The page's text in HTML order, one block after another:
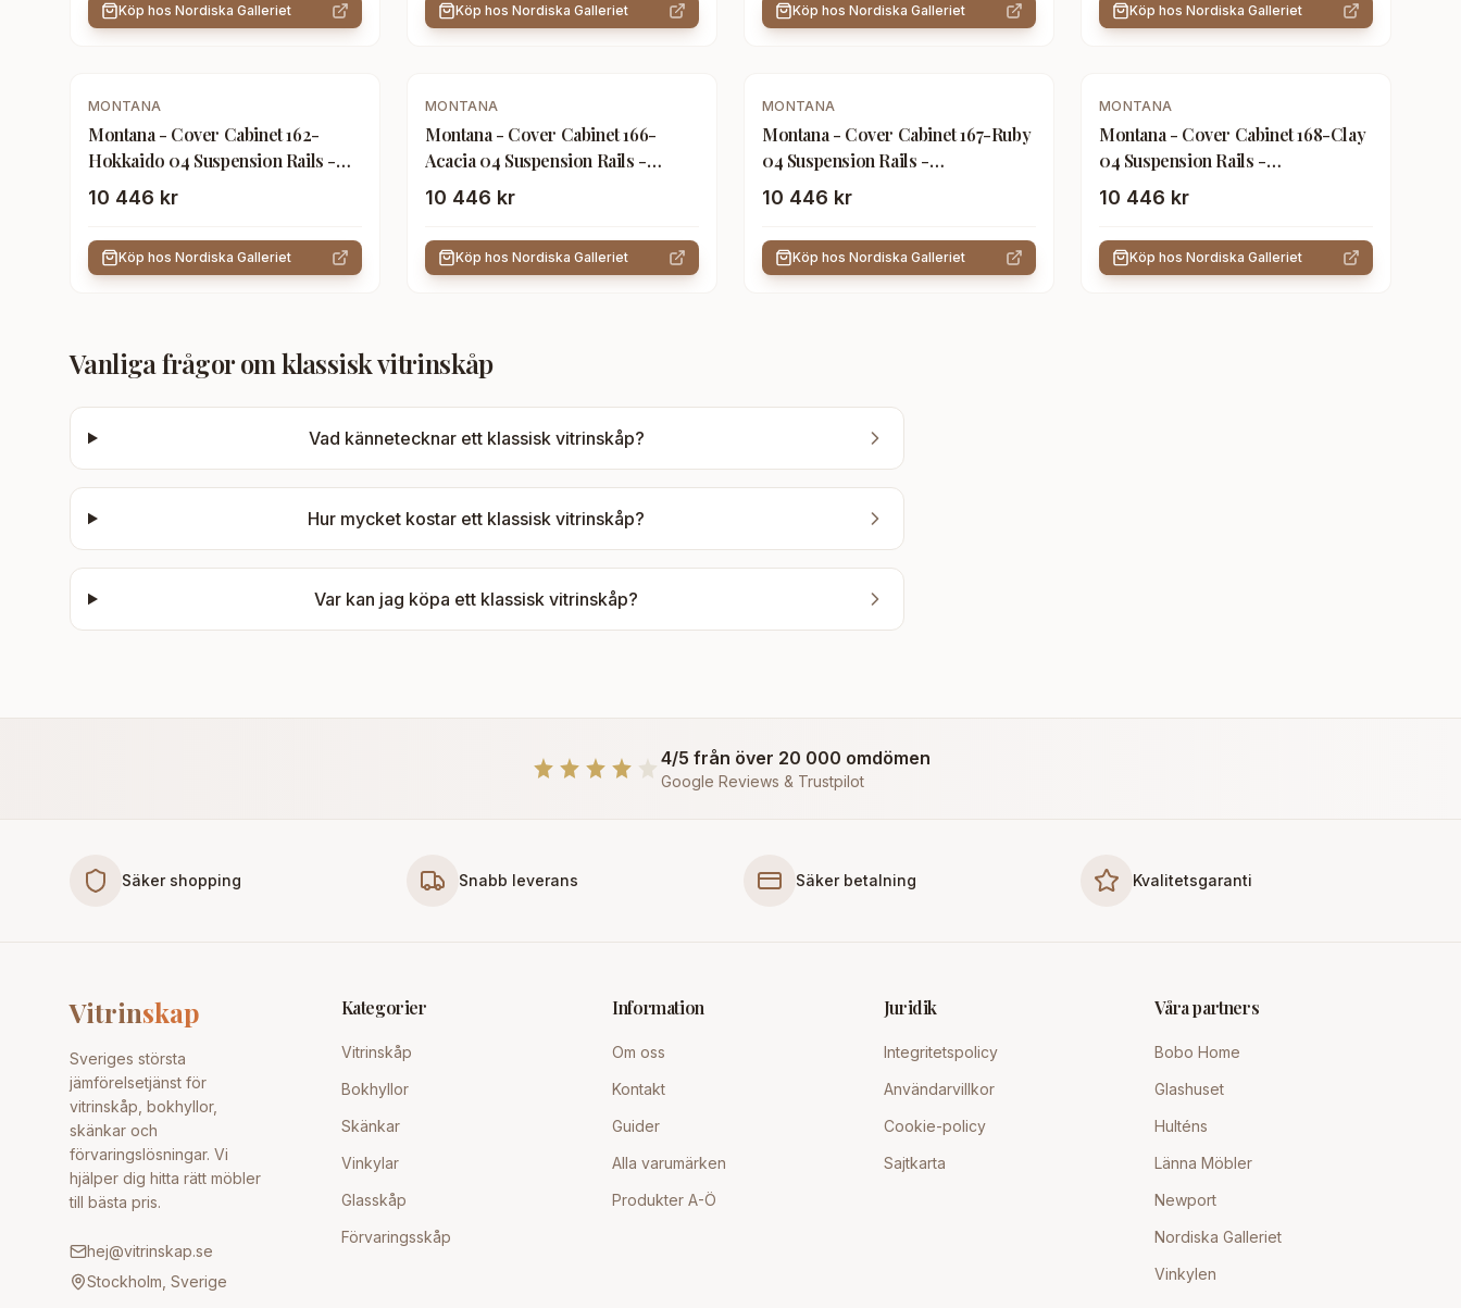
Köp hos Nordiska Galleriet Köp hos Nordiska Galleriet Köp hos Nordiska Galleriet Köp hos Nordiska Galleriet
MONTANA
Montana - Cover Cabinet 162-
Hokkaido 04 Suspension Rails -
Förvaringsskåp - Peter J. Lassen -
10 446 kr
Köp hos Nordiska Galleriet
MONTANA
Montana - Cover Cabinet 166-
Acacia 04 Suspension Rails -
Förvaringsskåp - Peter J. Lassen -
10 446 kr
Köp hos Nordiska Galleriet
MONTANA
Montana - Cover Cabinet 167-Ruby
04 Suspension Rails -
Förvaringsskåp - Peter J. Lassen -
10 446 kr
Köp hos Nordiska Galleriet
MONTANA
Montana - Cover Cabinet 168-Clay
04 Suspension Rails -
Förvaringsskåp - Peter J. Lassen -
10 446 kr
Köp hos Nordiska Galleriet
Vanliga frågor omklassisk vitrinskåp
Vad kännetecknar ett klassisk vitrinskåp?
Hur mycket kostar ett klassisk vitrinskåp?
Var kan jag köpa ett klassisk vitrinskåp?
4/5 från över 20 000 omdömen
Google Reviews & Trustpilot
Säker shopping Snabb leverans Säker betalning Kvalitetsgaranti
Vitrinskap
Sveriges största
jämförelsetjänst för
vitrinskåp, bokhyllor,
skänkar och
förvaringslösningar. Vi
hjälper dig hitta rätt möbler
till bästa pris.
hej@vitrinskap.se
Stockholm, Sverige
Kategorier
Vitrinskåp
Bokhyllor
Skänkar
Vinkylar
Glasskåp
Förvaringsskåp
Information
Om oss
Kontakt
Guider
Alla varumärken
Produkter A-Ö
Juridik
Integritetspolicy
Användarvillkor
Cookie-policy
Sajtkarta
Våra partners
Bobo Home
Glashuset
Hulténs
Länna Möbler
Newport
Nordiska Galleriet
Vinkylen